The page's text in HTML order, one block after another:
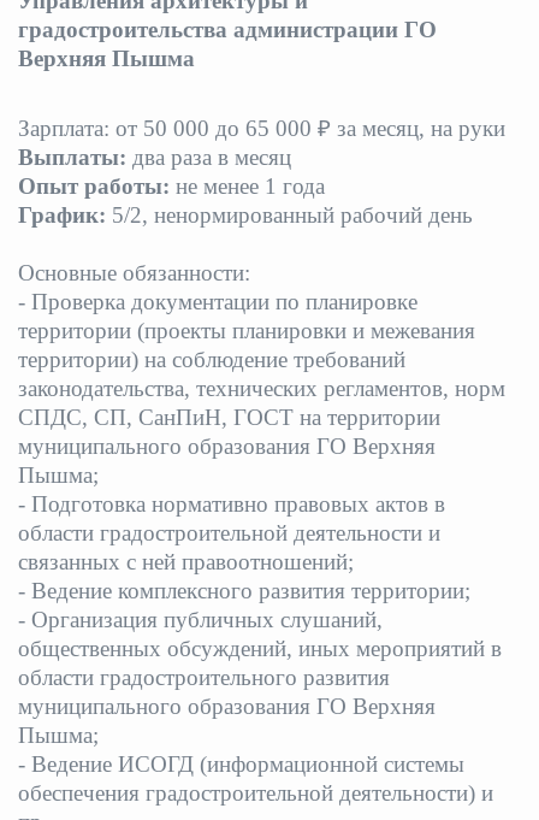
Градостроительство и
Государственные организации
Открытые
градостроительства администрации ГО
Верхняя Пышма
Зарплата: от 50 000 до 65 000 ₽ за месяц, на руки
Выплаты: два раза в месяц
Опыт работы: не менее 1 года
График: 5/2, ненормированный рабочий день
Основные обязанности:
- Проверка документации по планировке
территории (проекты планировки и межевания
территории) на соблюдение требований
законодательства, технических регламентов, норм
СПДС, СП, СанПиН, ГОСТ на территории
муниципального образования ГО Верхняя
Пышма;
- Подготовка нормативно правовых актов в
области градостроительной деятельности и
связанных с ней правоотношений;
- Ведение комплексного развития территории;
- Организация публичных слушаний,
общественных обсуждений, иных мероприятий в
области градостроительного развития
муниципального образования ГО Верхняя
Пышма;
- Ведение ИСОГД (информационной системы
обеспечения градостроительной деятельности) и